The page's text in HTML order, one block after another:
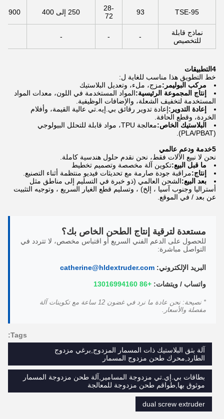
TSE-95
93
28-
72
250 إلى 400
نماذج قابلة
للتخصيص
-
-
-
4التطبيقات
خط التطويق هذا مناسب للغاية ل:
مركب البوليمر:مزج، ملء، وتعديل البلاستيك
إنتاج المجموعة الرئيسية:المواد المستخدمة في اللون، معدات المواد
المستخدمة لتخفيف الشعلة، والإضافات الوظيفية.
إعادة التدوير:إعادة تدوير رقائق بي.إيه.تي عالية القيمة، وأفلام
الخردة، وقطع الحافة.
البلاستيك الخاص:
معالجة TPU، مواد قابلة للتحلل البيولوجي
(PLA/PBAT).
5خدمة ودعم عالمي
نحن لا نبيع الآلات فقط، نحن نقدم حلول هندسية كاملة.
ما قبل البيع:تكوين آلة مخصصة وتصميم تخطيط
إنتاج:مراقبة جودة صارمة مع تحديثات فيديو منتظمة أثناء التصنيع.
بعد البيع:الشحن العالمي (ذو خبرة في التسليم إلى مناطق مثل
أستراليا وجنوب آسيا ، إلخ) ، وتسليم قطع الغيار السريع ، وتوجيه التثبيت
عن بعد / في الموقع.
مستعدة لترقية إنتاج الطحن الخاص بك؟
للحصول على الدعم الفني السريع أو اقتباس مخصص، لا تتردد في
التواصل مباشرة:
البريد الإلكتروني: catherine@hldextruder.com
واتساب / ويتشات: +86 13016994160
* نصيحة: نحن عادة ما نرد في غضون 12 ساعة مع تكوينات آلة
مفصلة والأسعار.
Tags:
آلة بثق البلاستيك ذات المسمار المزدوج,برغي مزدوج
الطارد,محرك طحن مزدوج المسمار
بطاقات بي.إي.تي مزدوجة المسامير,آلة طحن مزدوجة المسمار
موثوق بها,طواقم طحن مزدوجة للمعالجة
dual screw extruder